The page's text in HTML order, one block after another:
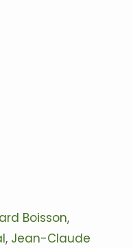
Boisson,
, Jean-Claude